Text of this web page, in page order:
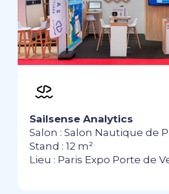
Sailsense Analytics
Salon : Salon Nautique de
Stand : 12 m²
Lieu : Paris Expo Porte de